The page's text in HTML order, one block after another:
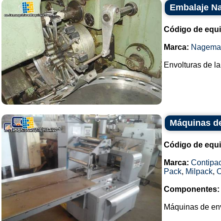
Embalaje
Código de
Marca: Nagema
Envolturas de
Máquinas
Código de
Marca:
Pack, Milpack,
Componentes:
Máquinas de